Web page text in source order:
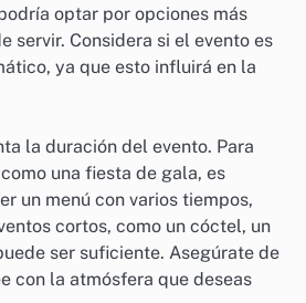
optar por opciones más
servir. Considera si el evento es
ya que esto influirá en la
la duración del evento. Para
una fiesta de gala, es
un menú con varios tiempos,
cortos, como un cóctel, un
ser suficiente. Asegúrate de
con la atmósfera que deseas